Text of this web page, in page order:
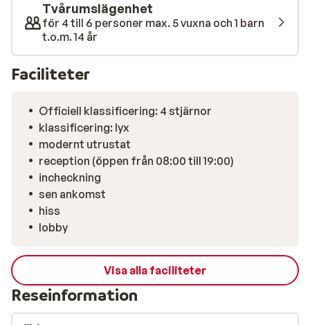
Tvårumslägenhet
för 4 till 6 personer max. 5 vuxna och 1 barn
t.o.m. 14 år
Faciliteter
Officiell klassificering: 4 stjärnor
klassificering: lyx
modernt utrustat
reception (öppen från 08:00 till 19:00)
incheckning
sen ankomst
hiss
lobby
Visa alla faciliteter
Reseinformation